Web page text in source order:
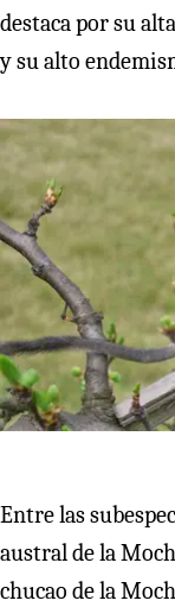
destaca por su
y su alto
Entre las
austral de la
chucao de la